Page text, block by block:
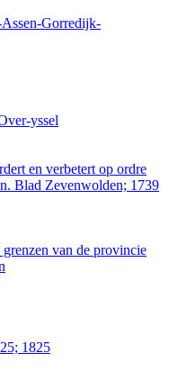
Gorredijk-
yssel
en verbetert op ordre
Blad Zevenwolden; 1739
van de provincie
1825